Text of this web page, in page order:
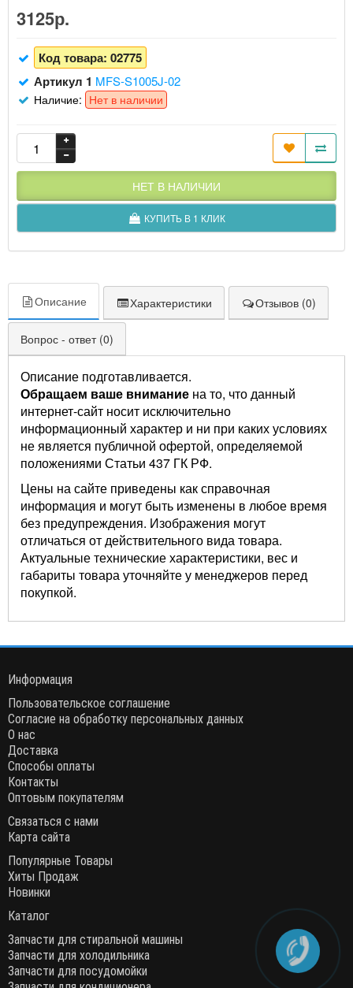
3125р.
Код товара: 02775
Артикул 1 MFS-S1005J-02
Наличие: Нет в наличии
НЕТ В НАЛИЧИИ
КУПИТЬ В 1 КЛИК
Описание Характеристики Отзывов (0)
Вопрос - ответ (0)
Описание подготавливается.
Обращаем ваше внимание на то, что данный
интернет-сайт носит исключительно
информационный характер и ни при каких условиях
не является публичной офертой, определяемой
положениями Статьи 437 ГК РФ.
Цены на сайте приведены как справочная
информация и могут быть изменены в любое время
без предупреждения. Изображения могут
отличаться от действительного вида товара.
Актуальные технические характеристики, вес и
габариты товара уточняйте у менеджеров перед
покупкой.
Информация
Пользовательское соглашение
Согласие на обработку персональных данных
О нас
Доставка
Способы оплаты
Контакты
Оптовым покупателям
Связаться с нами
Карта сайта
Популярные Товары
Хиты Продаж
Новинки
Каталог
Запчасти для стиральной машины
Запчасти для холодильника
Запчасти для посудомойки